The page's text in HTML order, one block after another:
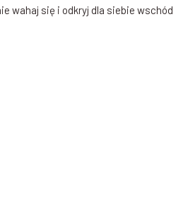
wahaj się i odkryj dla siebie wschód